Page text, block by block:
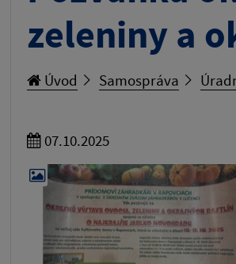
zeleniny a
Úvod Samospráva
07.10.2025